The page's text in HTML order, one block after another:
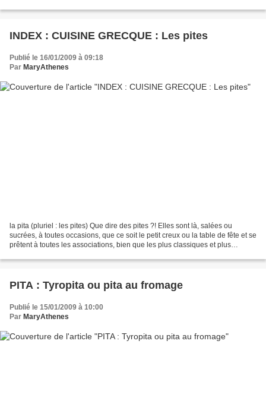
INDEX : CUISINE GRECQUE : Les pites
Publié le 16/01/2009 à 09:18
Par MaryAthenes
la pita (pluriel : les pites) Que dire des pites ?! Elles sont là, salées ou
sucrées, à toutes occasions, que ce soit le petit creux ou la table de fête et se
prêtent à toutes les associations, bien que les plus classiques et plus
PITA : Tyropita ou pita au fromage
Publié le 15/01/2009 à 10:00
Par MaryAthenes